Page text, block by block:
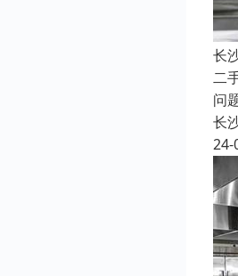
长
二
问
长
24-